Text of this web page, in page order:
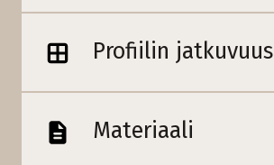
Profiilin jatkuvuus
Materiaali